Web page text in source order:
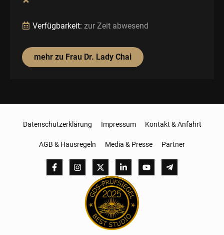
Verfügbarkeit: zur Zeit abwesend
mehr zu Frau Dr. Lady Chai
Datenschutzerklärung Impressum Kontakt & Anfahrt
AGB & Hausregeln Media & Presse Partner